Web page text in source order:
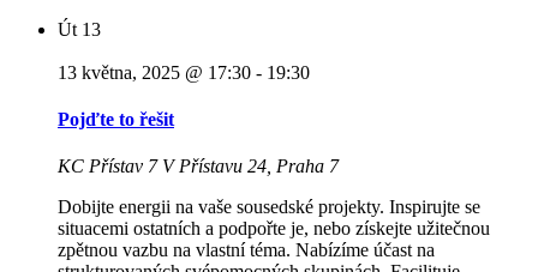
Út 13
13 května, 2025 @ 17:30 - 19:30
Pojďte to řešit
KC Přístav 7 V Přístavu 24, Praha 7
Dobijte energii na vaše sousedské projekty. Inspirujte se
situacemi ostatních a podpořte je, nebo získejte užitečnou
zpětnou vazbu na vlastní téma. Nabízíme účast na